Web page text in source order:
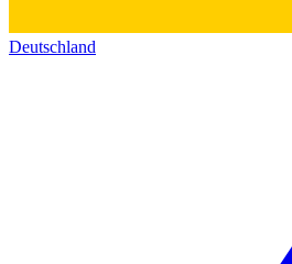
Deutschland